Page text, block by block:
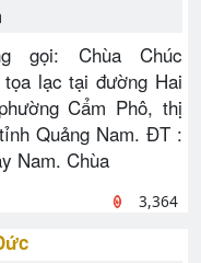
gọi: Chùa Chúc
tọa lạc tại đường Hai
Cẩm Phô, thị
Quảng Nam. ĐT :
Nam. Chùa
3,364